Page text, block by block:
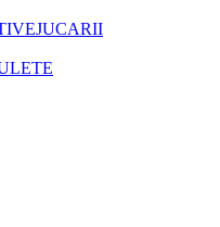
JUCARII